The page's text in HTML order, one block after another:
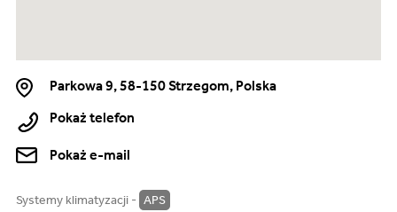
Parkowa 9, 58-150 Strzegom, Polska
Pokaż telefon
Pokaż e-mail
Systemy klimatyzacji - APS